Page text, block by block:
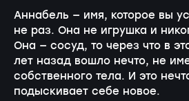
Аннабель — имя, которое вы
не раз. Она не игрушка и
Она — сосуд, то через что в
лет назад вошло нечто, не
собственного тела. И это
подыскивает себе новое.